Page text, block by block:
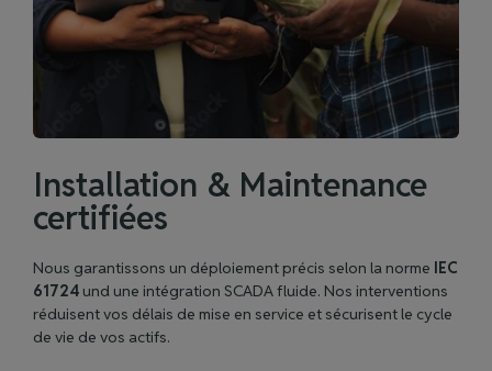
Installation & Maintenance
certifiées
Nous garantissons un déploiement précis selon la norme IEC
61724 und une intégration SCADA fluide. Nos interventions
réduisent vos délais de mise en service et sécurisent le cycle
de vie de vos actifs.